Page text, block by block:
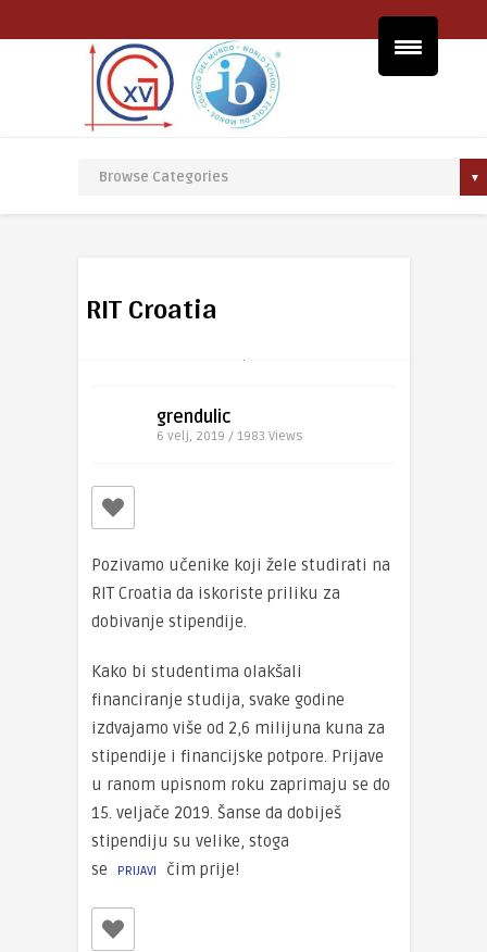
RIT Croatia
grendulic
6 velj, 2019 / 1983 Views
Pozivamo učenike koji žele studirati na
RIT Croatia da iskoriste priliku za
dobivanje stipendije.
Kako bi studentima olakšali
financiranje studija, svake godine
izdvajamo više od 2,6 milijuna kuna za
stipendije i financijske potpore. Prijave
u ranom upisnom roku zaprimaju se do
15. veljače 2019. Šanse da dobiješ
stipendiju su velike, stoga
se
PRIJAVI čim prije!